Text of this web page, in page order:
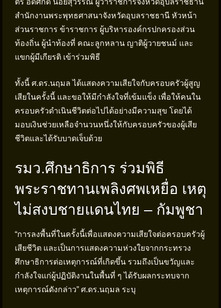
ตรี อดิศักดิ์ น้อยสุวรรณ ผู้ว่าราชการจังหวัดอุบลราชธานี
สำนักงานพระพุทธศาสนาจังหวัดอุบลราชธานี หัวหน้า
ส่วนราชการ ข้าราชการ ผู้บริหารองค์กรปกครองส่วน
ท้องถิ่น ผู้นำท้องที่ คณะลูกหลาน ญาติผู้วายชนม์ และ
แขกผู้มีเกียรติ เข้าร่วมพิธี
ทั้งนี้ ศ.ดร.นฤมล ได้แสดงความเสียใจกับครอบครัวผู้สูญ
เสียในครั้งนี้ และขอให้มีกำลังใจที่เข้มแข็ง เพื่อให้คนใน
ครอบครัวดำเนินชีวิตต่อไปได้อย่างมีความสุข โดยได้
มอบเงินช่วยเหลือจำนวนหนึ่งให้กับครอบครัวของผู้เสีย
ชีวิตและได้รับบาดเจ็บด้วย
รมว.ศึกษาธิการ ร่วมพิธี
พระราชทานเพลิงศพเหยื่อ เหตุ
ไม่สงบชายแดนไทย – กัมพูชา
“การลงพื้นที่ในครั้งนี้เพื่อแสดงความเสียใจต่อครอบครัวผู้
เสียชีวิต และเป็นการแสดงความห่วงใยจากกระทรวง
ศึกษาธิการต่อเหตุการณ์ที่เกิดขึ้น รวมถึงเป็นขวัญและ
กำลังใจแก่ผู้ปฏิบัติงานในพื้นที่ ๆ ได้รับผลกระทบจาก
เหตุการณ์ดังกล่าว” ศ.ดร.นฤมล ระบุ